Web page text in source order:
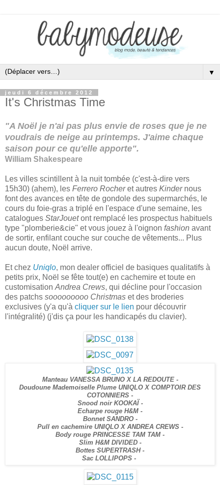
▼
jeudi 6 décembre 2012
It's Christmas Time
"A Noël je n'ai pas plus envie de roses que je ne
voudrais de neige au printemps. J'aime chaque
saison pour ce qu'elle apporte".
William Shakespeare
Les villes scintillent à la nuit tombée (c'est-à-dire vers
15h30) (ahem), les Ferrero Rocheret autres Kindernous
font des avances en tête de gondole des supermarchés, le
cours du foie-gras a triplé en l'espace d'une semaine, les
catalogues StarJouetont remplacé les prospectus habituels
type "plomberie&cie" et vous jouez à l'oignon fashion avant
de sortir, enfilant couche sur couche de vêtements... Plus
aucun doute, Noël arrive.
Et chez Uniqlo, mon dealer officiel de basiques qualitatifs à
petits prix, Noël se fête tout(e) en cachemire et toute en
customisation Andrea Crews, qui décline pour l'occasion
des patchs sooooooooo Christmas et des broderies
exclusives (y'a qu'à cliquer sur le lien pour découvrir
l'intégralité) (j'dis ça pour les handicapés du clavier).
Manteau VANESSA BRUNO X LA REDOUTE -
Doudoune Mademoiselle Plume UNIQLO X COMPTOIR DES
COTONNIERS -
Snood noir KOOKAÏ -
Echarpe rouge H&M -
Bonnet SANDRO -
Pull en cachemire UNIQLO X ANDREA CREWS -
Body rouge PRINCESSE TAM TAM -
Slim H&M DIVIDED -
Bottes SUPERTRASH -
Sac LOLLIPOPS -